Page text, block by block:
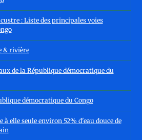
: Liste des principales voies
& rivière
de la République démocratique du
démocratique du Congo
à elle seule environ 52% d'eau douce de